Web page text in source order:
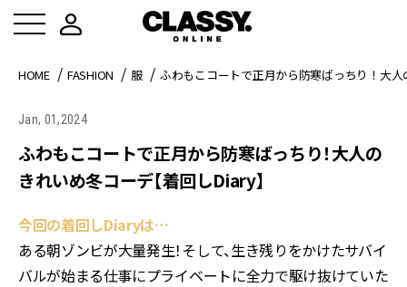
HOME FASHION 服 ふわもこコートで正月から防寒ばっちり！大
Jan, 01,2024
ふわもこコートで正月から防寒ばっちり！大人の
きれいめ冬コーデ【着回しDiary】
今回の着回しDiaryは…
ある朝ゾンビが大量発生！そして、生き残りをかけたサバイ
バルが始まる――仕事にプライベートに全力で駆け抜けていた